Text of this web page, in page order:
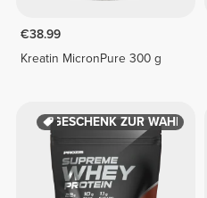
€38.99
Kreatin MicronPure 300 g
GESCHENK ZUR WAHL